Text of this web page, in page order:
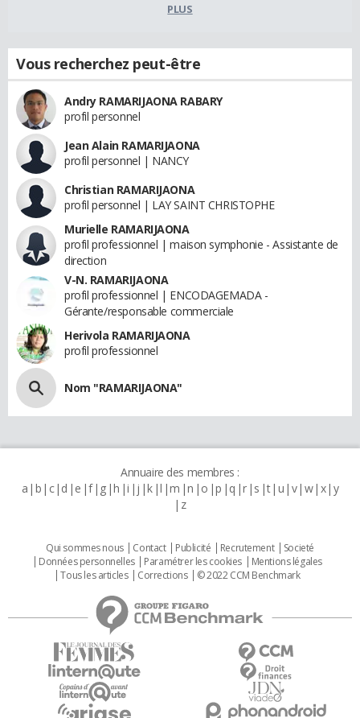
PLUS
Vous recherchez peut-être
Andry RAMARIJAONA RABARY
profil personnel
Jean Alain RAMARIJAONA
profil personnel | NANCY
Christian RAMARIJAONA
profil personnel | LAY SAINT CHRISTOPHE
Murielle RAMARIJAONA
profil professionnel | maison symphonie - Assistante de
direction
V-N. RAMARIJAONA
profil professionnel | ENCODAGEMADA -
Gérante/responsable commerciale
Herivola RAMARIJAONA
profil professionnel
Nom "RAMARIJAONA"
Annuaire des membres :
a b c d e f g h i j k l m n o p q r s t u v w x y
z
Qui sommes nous Contact Publicité Recrutement
Societé
Données personnelles
Paramétrer les cookies
Mentions légales
Tous les articles
Corrections © 2022 CCM Benchmark